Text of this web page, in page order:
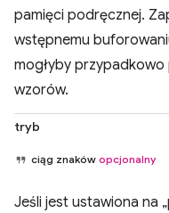
pamięci podręcznej.
wstępnemu
mogłyby
wzorów.
tryb
ciąg znaków opcjonalny
Jeśli jest ustawiona na